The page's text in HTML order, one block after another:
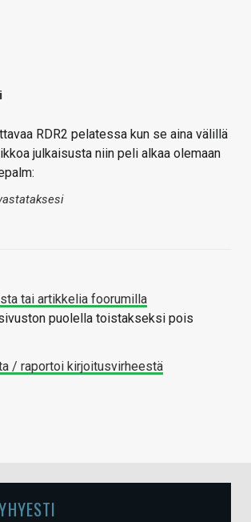
RDR2 pelatessa kun se aina välillä
julkaisusta niin peli alkaa olemaan
tai artikkelia foorumilla
puolella toistakseksi pois
/ raportoi kirjoitusvirheestä